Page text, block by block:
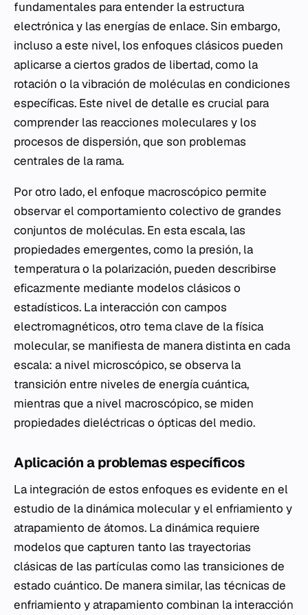
fundamentales para entender la estructura
electrónica y las energías de enlace. Sin embargo,
incluso a este nivel, los enfoques clásicos pueden
aplicarse a ciertos grados de libertad, como la
rotación o la vibración de moléculas en condiciones
específicas. Este nivel de detalle es crucial para
comprender las reacciones moleculares y los
procesos de dispersión, que son problemas
centrales de la rama.
Por otro lado, el enfoque macroscópico permite
observar el comportamiento colectivo de grandes
conjuntos de moléculas. En esta escala, las
propiedades emergentes, como la presión, la
temperatura o la polarización, pueden describirse
eficazmente mediante modelos clásicos o
estadísticos. La interacción con campos
electromagnéticos, otro tema clave de la física
molecular, se manifiesta de manera distinta en cada
escala: a nivel microscópico, se observa la
transición entre niveles de energía cuántica,
mientras que a nivel macroscópico, se miden
propiedades dieléctricas o ópticas del medio.
Aplicación a problemas específicos
La integración de estos enfoques es evidente en el
estudio de la dinámica molecular y el enfriamiento y
atrapamiento de átomos. La dinámica requiere
modelos que capturen tanto las trayectorias
clásicas de las partículas como las transiciones de
estado cuántico. De manera similar, las técnicas de
enfriamiento y atrapamiento combinan la interacción